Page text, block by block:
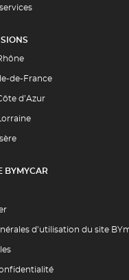
de-France
d’Azur
BYMYCAR
d’utilisation du site